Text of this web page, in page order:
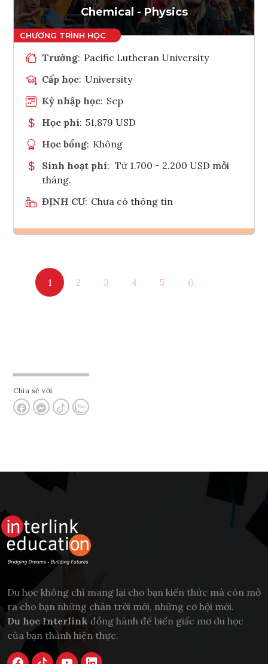
Chemical - Physics
Trường: Pacific Lutheran University
Cấp học: University
Kỳ nhập học: Sep
Học phí: 51,879 USD
Học bổng: Không
Sinh hoạt phí: Từ 1.700 - 2.200 USD mỗi
tháng.
ĐỊNH CƯ: Chưa có thông tin
Tham vấn Interlink
1 2 3 4 5 6
Chia sẻ với
Du học không chỉ mang lại cho bạn kiến thức mà còn mở
ra cho bạn những chân trời mới, những cơ hội mới.
Du học Interlink đồng hành để biến giấc mơ du học
của bạn thành hiện thực.